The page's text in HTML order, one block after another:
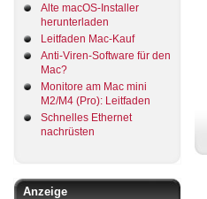
Alte macOS-Installer
herunterladen
Leitfaden Mac-Kauf
Anti-Viren-Software für den
Mac?
Monitore am Mac mini
M2/M4 (Pro): Leitfaden
Schnelles Ethernet
nachrüsten
Anzeige